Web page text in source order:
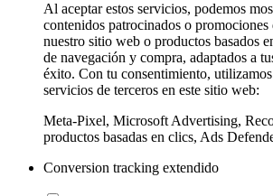
Al aceptar estos servicios, podemos
contenidos patrocinados o promociones
nuestro sitio web o productos basados
de navegación y compra, adaptados a
éxito. Con tu consentimiento,
servicios de terceros en este sitio web:
Meta-Pixel, Microsoft Advertising,
productos basadas en clics, Ads
Conversion tracking extendido